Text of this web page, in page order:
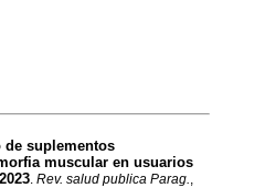
de suplementos
muscular en usuarios
. Rev. salud publica Parag.,